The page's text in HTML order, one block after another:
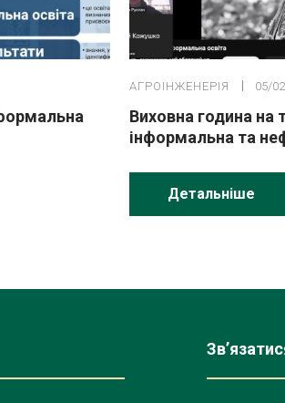
АГРОІНЖЕНЕРІЯ 05/
Виховна година на
інформальна та
Детальніше